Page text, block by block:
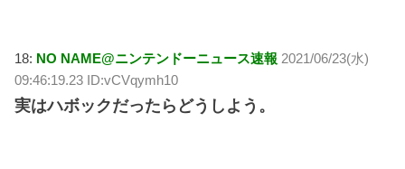
18: NO NAME@ニンテンドーニュース速報 2021/06/23(水)
09:46:19.23 ID:vCVqymh10
実はハボックだったらどうしよう。